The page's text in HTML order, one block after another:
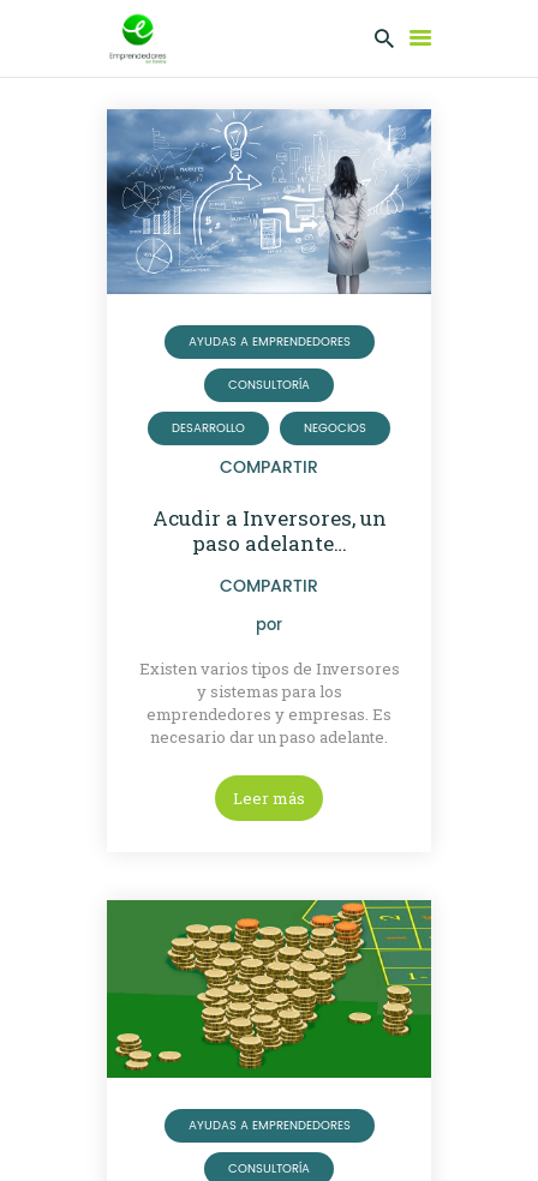
EMPRENDEDORES
PRESENTA TU
PROYECTO
SERVICIOS
CLUB
EMPRENDEDORES
NETWORKING
AYUDAS A EMPRENDEDORES
CONSULTORÍA
DESARROLLO NEGOCIOS
COMPARTIR
Acudir a Inversores, un
paso adelante…
COMPARTIR
por
Existen varios tipos de Inversores
y sistemas para los
emprendedores y empresas. Es
necesario dar un paso adelante.
Leer más
AYUDAS A EMPRENDEDORES
CONSULTORÍA